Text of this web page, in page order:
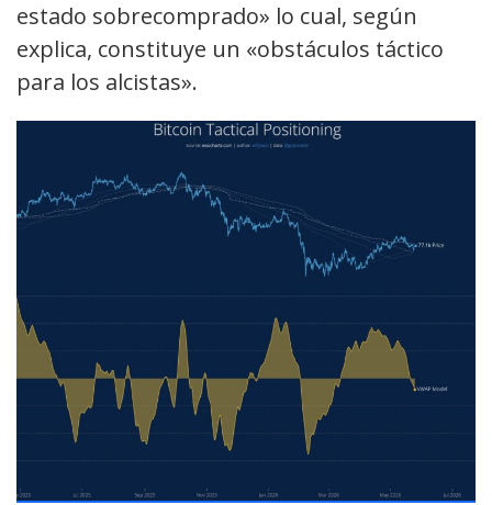
estado sobrecomprado» lo cual, según
explica, constituye un «obstáculos táctico
para los alcistas».